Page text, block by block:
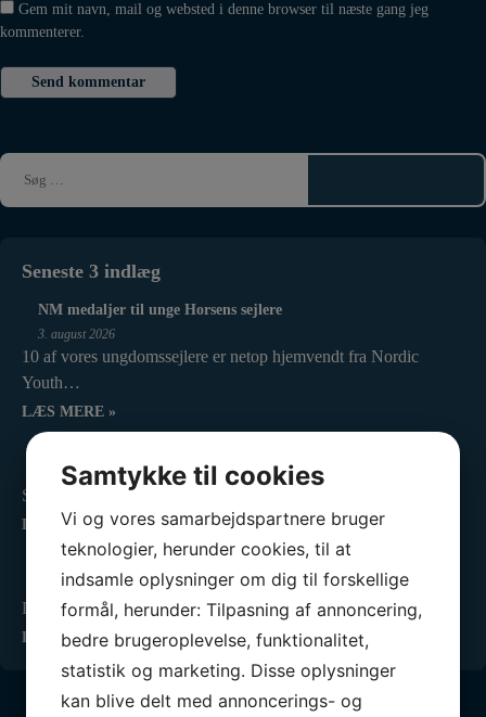
Gem mit navn, mail og websted i denne browser til næste gang jeg
kommenterer.
Seneste 3 indlæg
NM medaljer til unge Horsens sejlere
3. august 2026
10 af vores ungdomssejlere er netop hjemvendt fra Nordic
Youth…
LÆS MERE »
4. august 2026
Så er vi igen klar med ugens sejlerret til uge 33:…
LÆS MERE »
Ny forpagter for vores fantastiske klubhus
23. juli 2026
Det er med stor fornøjelse og også en vis portion…
LÆS MERE »
Samtykke til cookies
Vi og vores samarbejdspartnere bruger
teknologier, herunder cookies, til at
indsamle oplysninger om dig til forskellige
formål, herunder: Tilpasning af annoncering,
bedre brugeroplevelse, funktionalitet,
statistik og marketing. Disse oplysninger
kan blive delt med annoncerings- og